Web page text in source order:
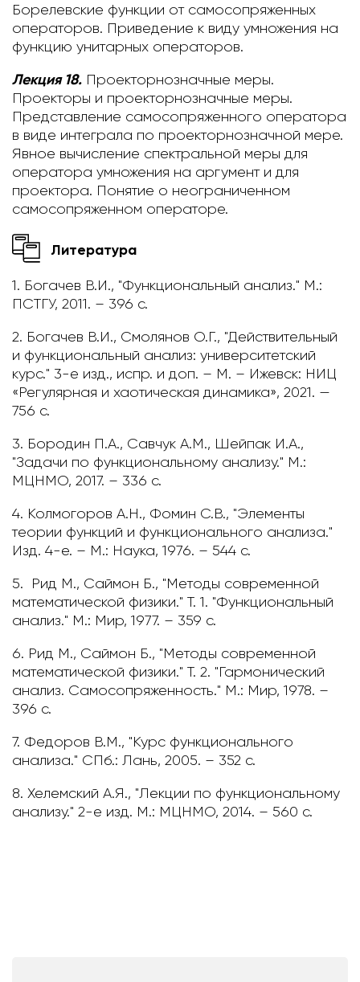
Борелевские функции от самосопряженных
операторов. Приведение к виду умножения на
функцию унитарных операторов.
Лекция 18. Проекторнозначные меры.
Проекторы и проекторнозначные меры.
Представление самосопряженного оператора
в виде интеграла по проекторнозначной мере.
Явное вычисление спектральной меры для
оператора умножения на аргумент и для
проектора. Понятие о неограниченном
самосопряженном операторе.
Литература
1. Богачев В.И., "Функциональный анализ." М.:
ПСТГУ, 2011. – 396 c.
2. Богачев В.И., Смолянов О.Г., "Действительный
и функциональный анализ: университетский
курс." 3-е изд., испр. и доп. – М. – Ижевск: НИЦ
«Регулярная и хаотическая динамика», 2021. —
756 с.
3. Бородин П.А., Савчук А.М., Шейпак И.А.,
"Задачи по функциональному анализу." М.:
МЦНМО, 2017. – 336 с.
4. Колмогоров А.Н., Фомин С.В., "Элементы
теории функций и функционального анализа."
Изд. 4-е. – М.: Наука, 1976. – 544 с.
5. Рид М., Саймон Б., "Методы современной
математической физики." Т. 1. "Функциональный
анализ." М.: Мир, 1977. – 359 c.
6. Рид М., Саймон Б., "Методы современной
математической физики." Т. 2. "Гармонический
анализ. Самосопряженность." М.: Мир, 1978. –
396 c.
7. Федоров В.М., "Курс функционального
анализа." СПб.: Лань, 2005. – 352 с.
8. Хелемский А.Я., "Лекции по функциональному
анализу." 2-е изд. М.: МЦНМО, 2014. – 560 c.